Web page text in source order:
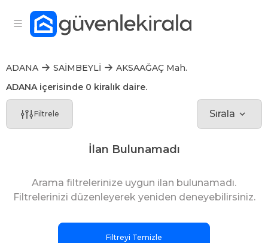
ADANA SAİMBEYLİ
AKSAAĞAÇ Mah.
ADANA içerisinde 0 kiralık daire.
Filtrele Sırala
İlan Bulunamadı
Arama filtrelerinize uygun ilan bulunamadı.
Filtrelerinizi düzenleyerek yeniden deneyebilirsiniz.
Filtreyi Temizle